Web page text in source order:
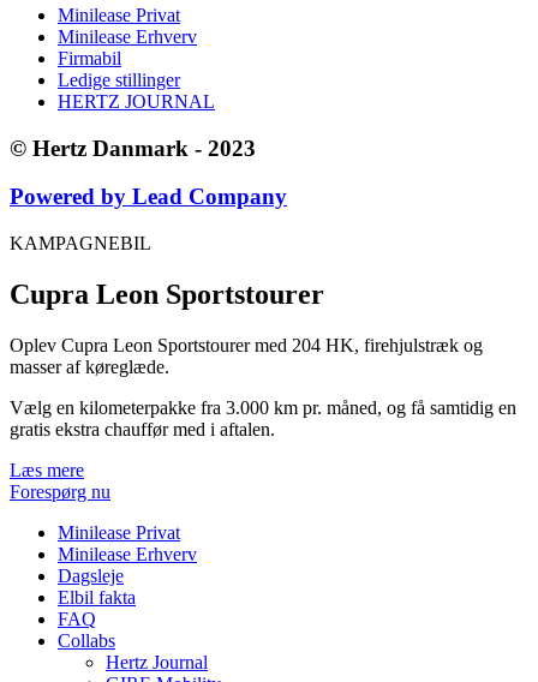
Minilease Privat
Minilease Erhverv
Firmabil
Ledige stillinger
HERTZ JOURNAL
© Hertz Danmark - 2023
Powered by Lead Company
KAMPAGNEBIL
Cupra Leon Sportstourer
Oplev Cupra Leon Sportstourer med 204 HK, firehjulstræk og
masser af køreglæde.
Vælg en kilometerpakke fra 3.000 km pr. måned, og få samtidig en
gratis ekstra chauffør med i aftalen.
Læs mere
Forespørg nu
Minilease Privat
Minilease Erhverv
Dagsleje
Elbil fakta
FAQ
Collabs
Hertz Journal